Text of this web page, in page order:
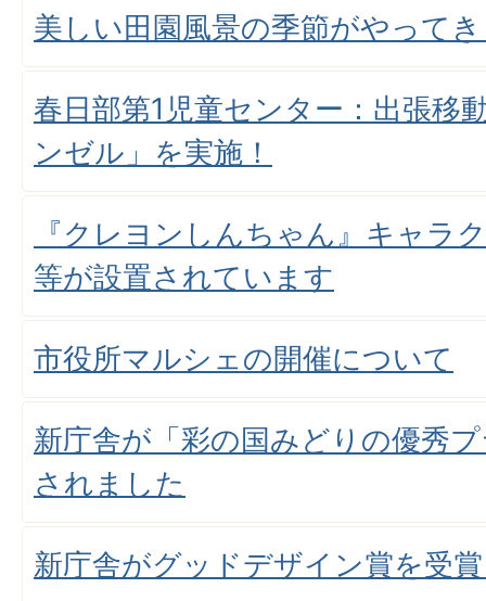
美しい田園風景の季節がやって
春日部第1児童センター：出張移
ンゼル」を実施！
『クレヨンしんちゃん』キャラ
等が設置されています
市役所マルシェの開催について
新庁舎が「彩の国みどりの優秀
されました
新庁舎がグッドデザイン賞を受